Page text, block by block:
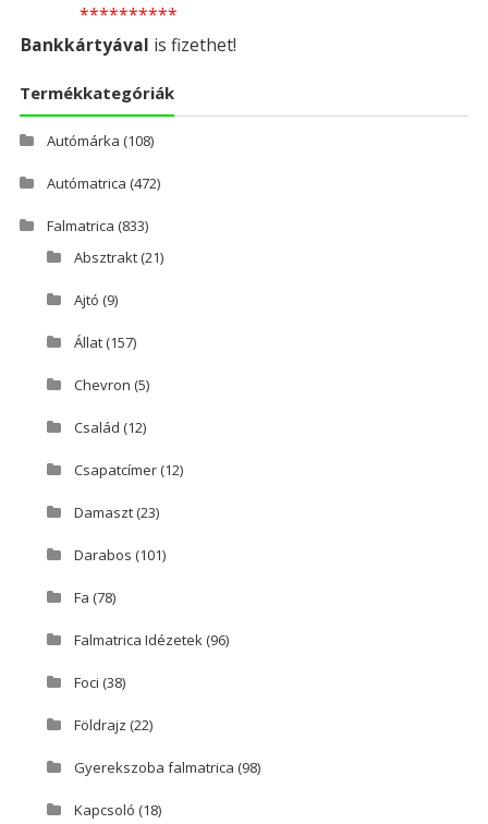
**********
Bankkártyával is fizethet!
Termékkategóriák
Autómárka (108)
Autómatrica (472)
Falmatrica (833)
Absztrakt(21)
Ajtó (9)
Állat(157)
Chevron (5)
Család (12)
Csapatcímer(12)
Damaszt(23)
Darabos (101)
Fa (78)
Falmatrica Idézetek(96)
Foci (38)
Földrajz (22)
Gyerekszoba falmatrica (98)
Kapcsoló (18)